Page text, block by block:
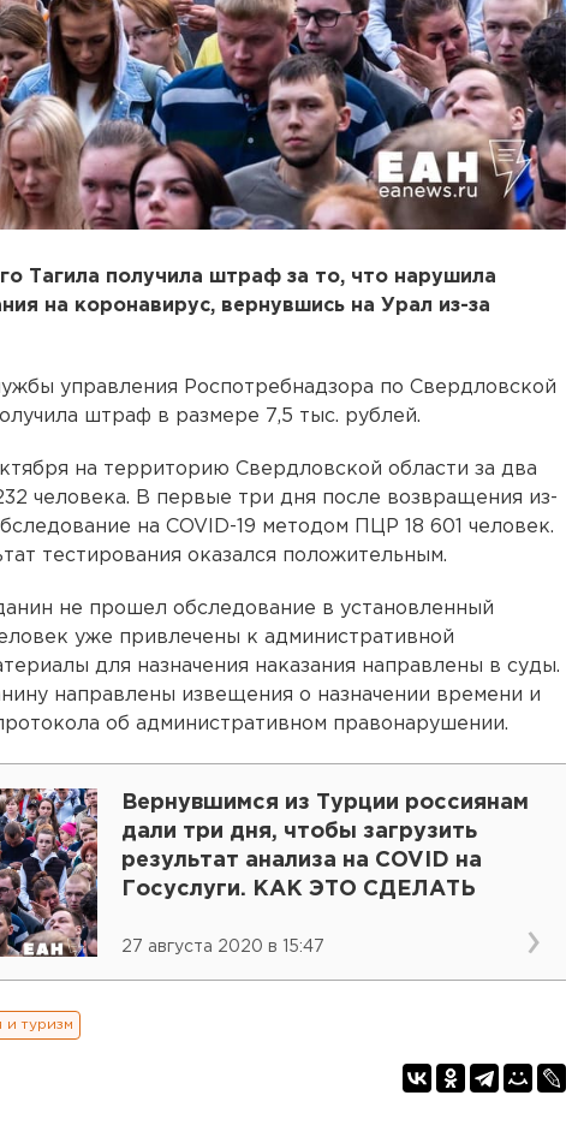
Тагила получила штраф за то, что нарушила
на коронавирус, вернувшись на Урал из-за
управления Роспотребнадзора по Свердловской
штраф в размере 7,5 тыс. рублей.
на территорию Свердловской области за два
человека. В первые три дня после возвращения из-
на COVID-19 методом ПЦР 18 601 человек.
тестирования оказался положительным.
не прошел обследование в установленный
уже привлечены к административной
для назначения наказания направлены в суды.
направлены извещения о назначении времени и
об административном правонарушении.
Вернувшимся из Турции россиянам
дали три дня, чтобы загрузить
результат анализа на COVID на
Госуслуги. КАК ЭТО СДЕЛАТЬ
27 августа 2020 в 15:47
и туризм